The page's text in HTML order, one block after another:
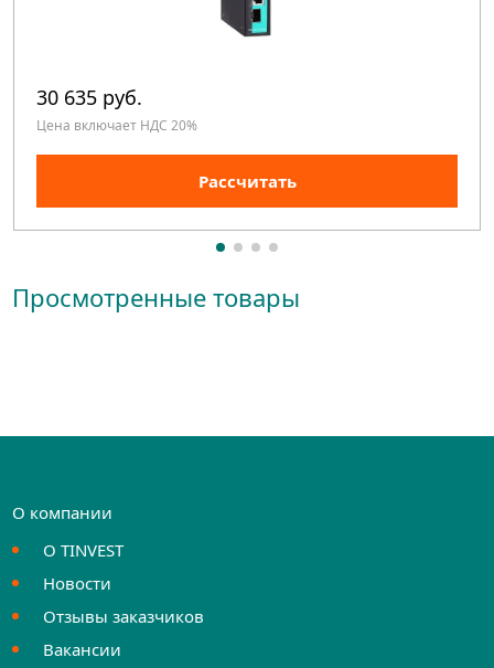
30 635 руб.
Цена включает НДС 20%
Рассчитать
Просмотренные товары
О компании
О TINVEST
Новости
Отзывы заказчиков
Вакансии